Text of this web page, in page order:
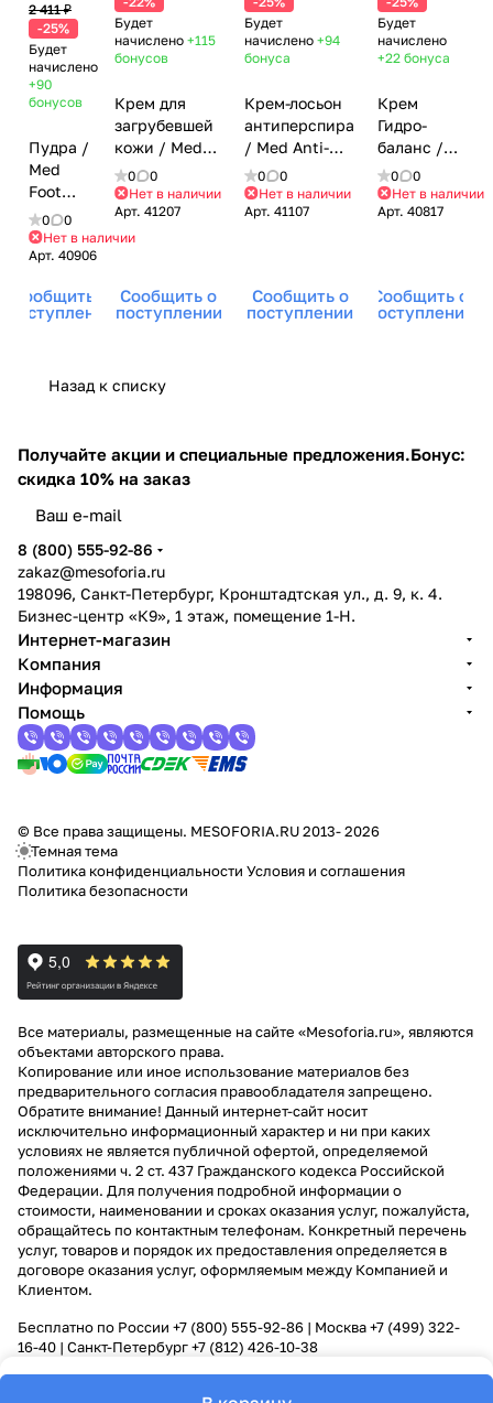
2 411 ₽
-25%
Будет
начислено
+90
бонусов
Пудра /
Med
Foot
Powder,
Gehwol
(Геволь),
0
0
Нет в наличии
Арт. 40906
Сообщить о
поступлении
Будет
начислено +115
бонусов
Крем для
загрубевшей
кожи / Med
Hornhaut-
Creme,
Gehwol
(Геволь), 125
0
0
Нет в наличии
Арт.41207
Сообщить о
поступлении
Будет
начислено +94
бонуса
Крем-лосьон
антиперспирант
/ Med Anti-
Transpirant,
Gehwol
(Геволь), 125
0
0
Нет в наличии
Арт.41107
Сообщить о
поступлении
Будет
начислено
+22 бонуса
Крем
Гидро-
баланс /
Med
Lipidro
Cream,
0
0
Нет в наличии
Арт. 40817
Сообщить о
поступлении
Назад к списку
Получайте акции и специальные предложения.Бонус:
скидка 10% на заказ
8 (800) 555-92-86
zakaz@mesoforia.ru
198096, Санкт-Петербург, Кронштадтская ул., д. 9, к. 4.
Бизнес-центр «К9», 1 этаж, помещение 1-Н.
Интернет-магазин
Компания
Информация
Помощь
© Все права защищены. MESOFORIA.RU 2013- 2026
Темная тема
Политика конфиденциальности Условия и соглашения
Политика безопасности
Все материалы, размещенные на сайте «Mesoforia.ru», являются
объектами авторского права.
Копирование или иное использование материалов без
предварительного согласия правообладателя запрещено.
Обратите внимание! Данный интернет-сайт носит
исключительно информационный характер и ни при каких
условиях не является публичной офертой, определяемой
положениями ч. 2 ст. 437 Гражданского кодекса Российской
Федерации. Для получения подробной информации о
стоимости, наименовании и сроках оказания услуг, пожалуйста,
обращайтесь по контактным телефонам. Конкретный перечень
услуг, товаров и порядок их предоставления определяется в
договоре оказания услуг, оформляемым между Компанией и
Клиентом.
Бесплатно по России +7 (800) 555-92-86 | Москва+7 (499) 322-
16-40 | Санкт-Петербург+7 (812) 426-10-38